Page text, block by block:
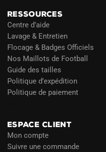
RESSOURCES
Centre d’aide
Lavage & Entretien
Flocage & Badges Officiels
Nos Maillots de Football
Guide des tailles
Politique d’expédition
Politique de paiement
ESPACE CLIENT
Mon compte
Suivre une commande